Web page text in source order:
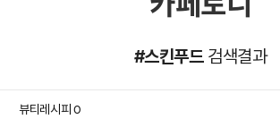
#스킨푸드검색결과
뷰티레시피0